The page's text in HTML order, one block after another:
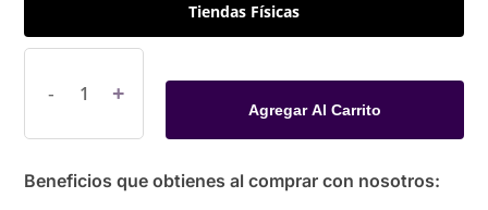
Tiendas Físicas
Agregar Al Carrito
Beneficios que obtienes al comprar con nosotros: